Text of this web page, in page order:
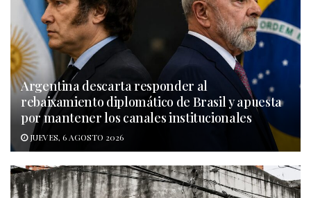
Argentina descarta responder al
rebaixamiento diplomático de Brasil y apuesta
por mantener los canales institucionales
JUEVES, 6 AGOSTO 2026